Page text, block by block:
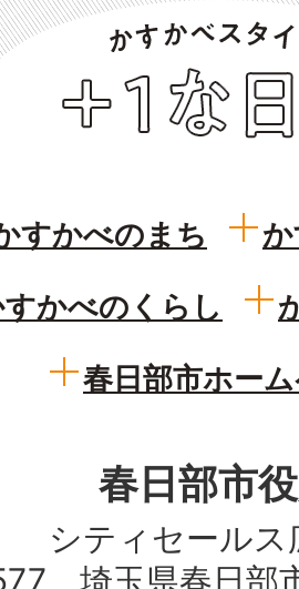
すかべのまち
かべのくらし
春日部市ホー
春日部市
シティセールス
埼玉県春日部